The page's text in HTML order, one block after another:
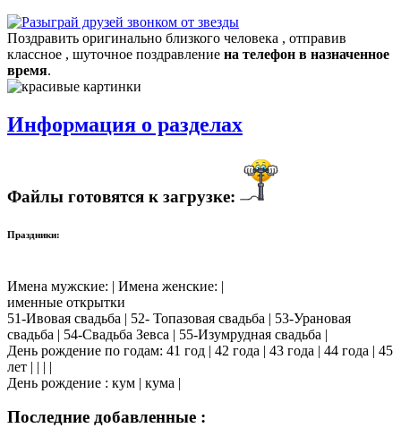
Поздравить оригинально близкого человека , отправив
классное , шуточное поздравление на телефон в назначенное
время.
Информация о разделах
Файлы готовятся к загрузке:
Праздники:
Имена мужские: | Имена женские: |
именные открытки
51-Ивовая свадьба | 52- Топазовая свадьба | 53-Урановая
свадьба | 54-Свадьба Зевса | 55-Изумрудная свадьба |
День рождение по годам: 41 год | 42 года | 43 года | 44 года | 45
лет | | | |
День рождение : кум | кума |
Последние добавленные :